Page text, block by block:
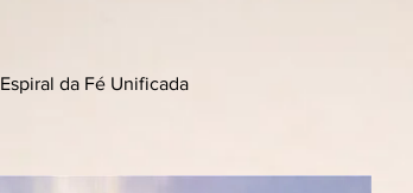
Espiral da Fé Unificada